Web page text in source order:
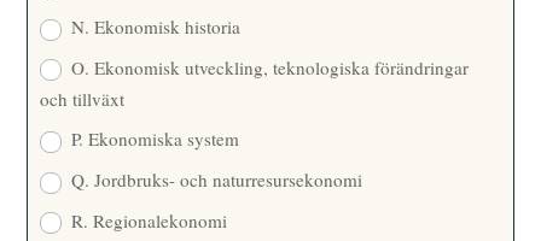
N. Ekonomisk historia
O. Ekonomisk utveckling, teknologiska förändringar
och tillväxt
P. Ekonomiska system
Q. Jordbruks- och naturresursekonomi
R. Regionalekonomi